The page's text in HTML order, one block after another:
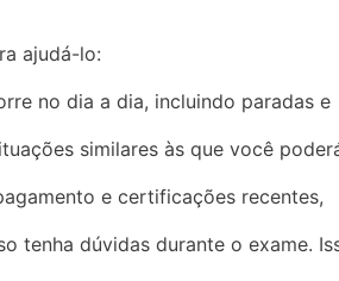
ajudá-lo:
no dia a dia, incluindo paradas e
similares às que você
e certificações recentes,
tenha dúvidas durante o exame.